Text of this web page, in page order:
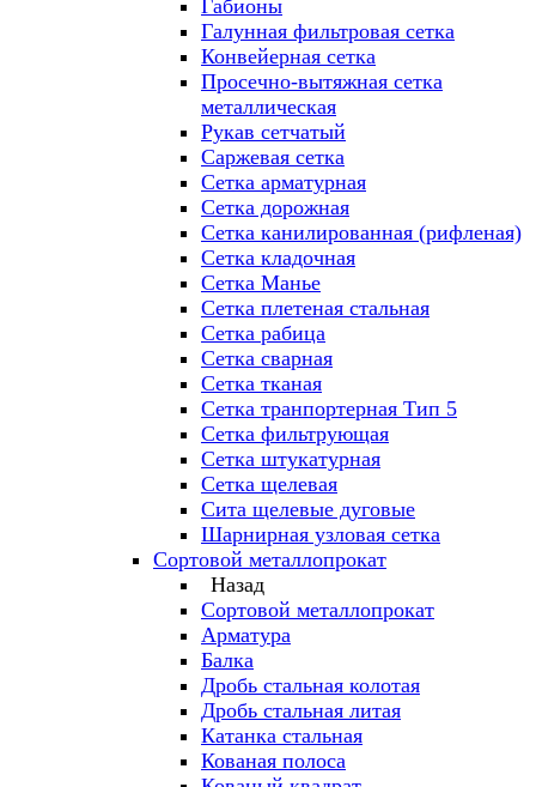
Габионы
Галунная фильтровая сетка
Конвейерная сетка
Просечно-вытяжная сетка
металлическая
Рукав сетчатый
Саржевая сетка
Сетка арматурная
Сетка дорожная
Сетка канилированная (рифленая)
Сетка кладочная
Сетка Манье
Сетка плетеная стальная
Сетка рабица
Сетка сварная
Сетка тканая
Сетка транпортерная Тип 5
Сетка фильтрующая
Сетка штукатурная
Сетка щелевая
Сита щелевые дуговые
Шарнирная узловая сетка
Сортовой металлопрокат
Назад
Сортовой металлопрокат
Арматура
Балка
Дробь стальная колотая
Дробь стальная литая
Катанка стальная
Кованая полоса